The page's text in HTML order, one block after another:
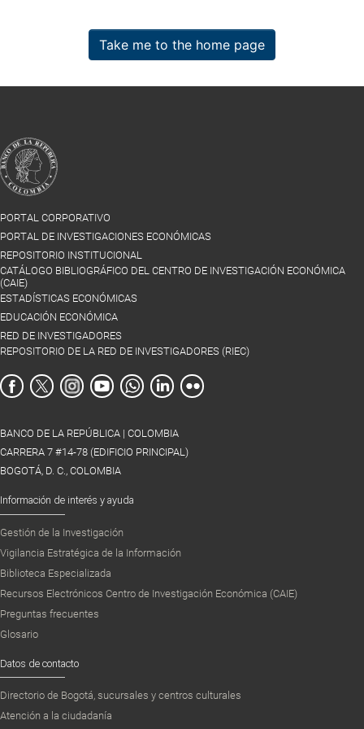
Take me to the home page
PORTAL CORPORATIVO
PORTAL DE INVESTIGACIONES ECONÓMICAS
REPOSITORIO INSTITUCIONAL
CATÁLOGO BIBLIOGRÁFICO DEL CENTRO DE INVESTIGACIÓN ECONÓMICA
(CAIE)
ESTADÍSTICAS ECONÓMICAS
EDUCACIÓN ECONÓMICA
RED DE INVESTIGADORES
REPOSITORIO DE LA RED DE INVESTIGADORES (RIEC)
BANCO DE LA REPÚBLICA | COLOMBIA
CARRERA 7 #14-78 (EDIFICIO PRINCIPAL)
BOGOTÁ, D. C., COLOMBIA
Información de interés y ayuda
Gestión de la Investigación
Vigilancia Estratégica de la Información
Biblioteca Especializada
Recursos Electrónicos Centro de Investigación Económica (CAIE)
Preguntas frecuentes
Glosario
Datos de contacto
Directorio de Bogotá, sucursales y centros culturales
Atención a la ciudadanía